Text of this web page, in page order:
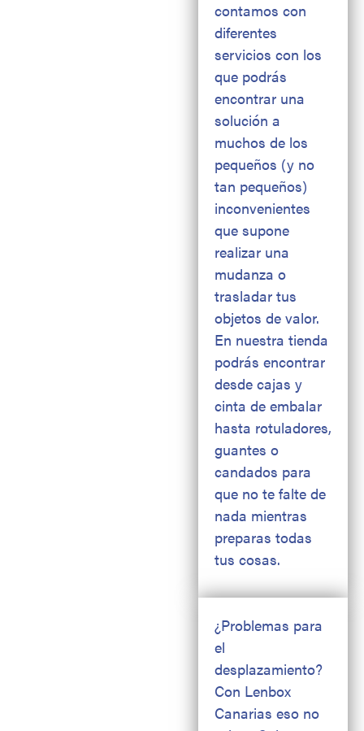
contamos con
diferentes
servicios con los
que podrás
encontrar una
solución a
muchos de los
pequeños (y no
tan pequeños)
inconvenientes
que supone
realizar una
mudanza o
trasladar tus
objetos de valor.
En nuestra tienda
podrás encontrar
desde cajas y
cinta de embalar
hasta rotuladores,
guantes o
candados para
que no te falte de
nada mientras
preparas todas
tus cosas.
¿Problemas para
el
desplazamiento?
Con Lenbox
Canarias eso no